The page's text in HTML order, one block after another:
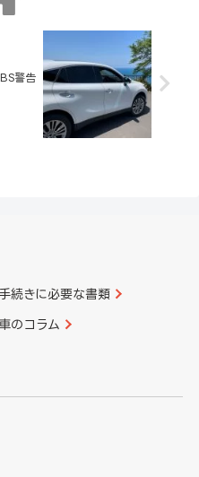
警告
手続きに必要な書類
車のコラム